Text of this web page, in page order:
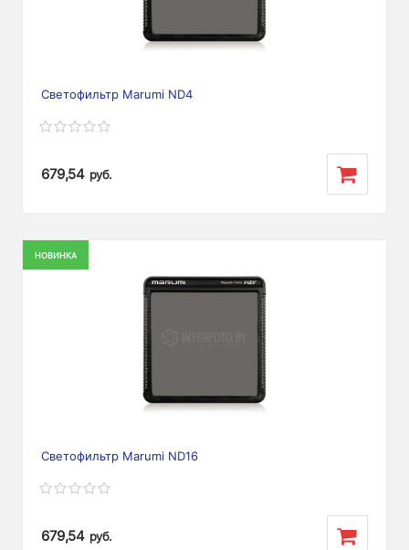
Светофильтр Marumi ND4
679,54 руб.
НОВИНКА
Светофильтр Marumi ND16
679,54 руб.